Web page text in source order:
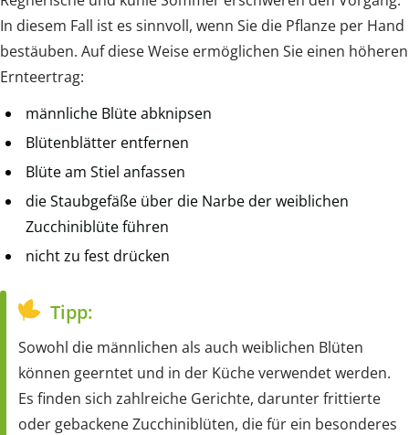
In diesem Fall ist es sinnvoll, wenn Sie die Pflanze per Hand
bestäuben. Auf diese Weise ermöglichen Sie einen höheren
Ernteertrag:
männliche Blüte abknipsen
Blütenblätter entfernen
Blüte am Stiel anfassen
die Staubgefäße über die Narbe der weiblichen
Zucchiniblüte führen
nicht zu fest drücken
Tipp:
Sowohl die männlichen als auch weiblichen Blüten
können geerntet und in der Küche verwendet werden.
Es finden sich zahlreiche Gerichte, darunter frittierte
oder gebackene Zucchiniblüten, die für ein besonderes